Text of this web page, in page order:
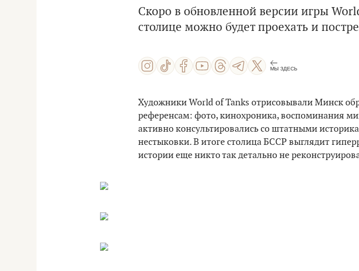
Скоро в обновленной версии игры
столице можно будет проехать и
МЫ ЗДЕСЬ
Художники World of Tanks отрисовывали Минск
референсам: фото, кинохроника, воспоминания
активно консультировались со штатными
нестыковки. В итоге столица БССР выглядит
истории еще никто так детально не